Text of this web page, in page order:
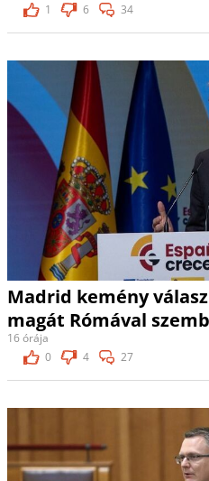
1
6 34
Madrid kemény
magát Rómával
16 órája
0
4 27